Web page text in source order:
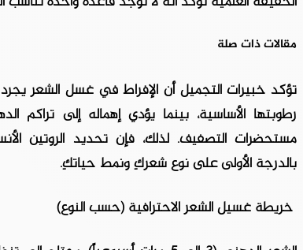
مقالات ذات صلة
تؤكد خبيرات التجميل أن الإفراط في غسل الشعر
رطوبتها الأساسية، بينما يؤدي إهماله إلى تراكم
مستحضرات التصفيف. لذلك، فإن تحديد الروتين
بالدرجة الأولى على نوع شعركِ ونمط حياتكِ.
خريطة غسيل الشعر الاحترافية (حسب النوع)